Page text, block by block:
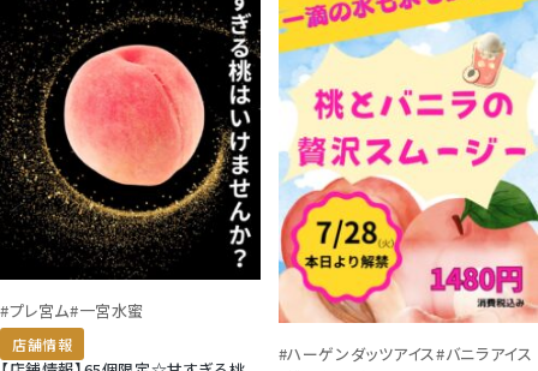
#プレ宮ム#一宮水蜜
店舗情報 #ハーゲンダッツアイス#バニラアイス